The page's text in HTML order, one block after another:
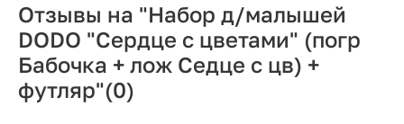
Отзывы на "Набор д/малышей
DODO "Сердце с цветами" (погр
Бабочка + лож Седце с цв) +
футляр"(0)